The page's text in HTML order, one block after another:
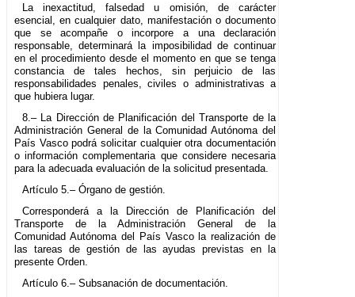
La inexactitud, falsedad u omisión, de carácter
esencial, en cualquier dato, manifestación o documento
que se acompañe o incorpore a una declaración
responsable, determinará la imposibilidad de continuar
en el procedimiento desde el momento en que se tenga
constancia de tales hechos, sin perjuicio de las
responsabilidades penales, civiles o administrativas a
que hubiera lugar.
8.– La Dirección de Planificación del Transporte de la
Administración General de la Comunidad Autónoma del
País Vasco podrá solicitar cualquier otra documentación
o información complementaria que considere necesaria
para la adecuada evaluación de la solicitud presentada.
Artículo 5.– Órgano de gestión.
Corresponderá a la Dirección de Planificación del
Transporte de la Administración General de la
Comunidad Autónoma del País Vasco la realización de
las tareas de gestión de las ayudas previstas en la
presente Orden.
Artículo 6.– Subsanación de documentación.